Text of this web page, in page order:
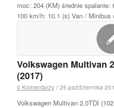
moc: 204 (KM) średnie
100 km/h: 10.1 (s) Van / Minibus
Volkswagen Multivan
(2017)
0 Komentarzy / 25 października
Volkswagen Multivan 2,0TDI